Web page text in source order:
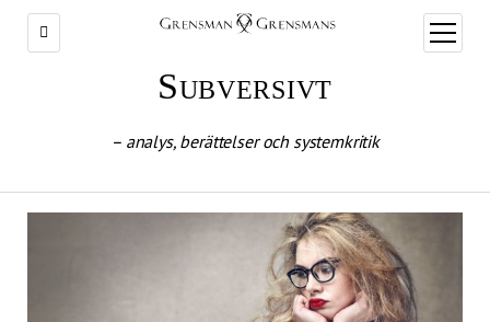
öppna
meny
Subversivt
– analys, berättelser och systemkritik